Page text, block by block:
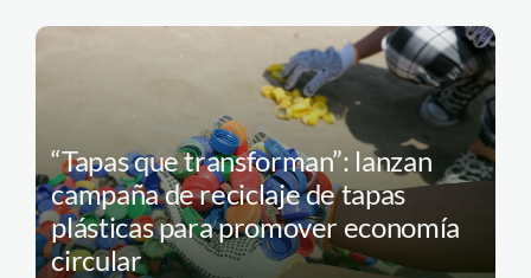
“Tapas que transforman”: lanzan
campaña de reciclaje de tapas
plásticas para promover economía
circular